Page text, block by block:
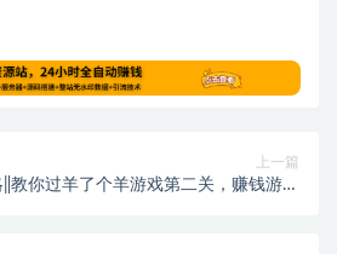
上一篇
教你过羊了个羊游戏第二关，赚钱游戏